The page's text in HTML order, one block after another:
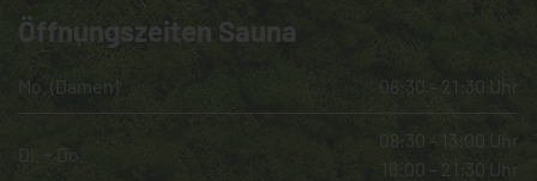
Öffnungszeiten Sauna
Mo. (Damen) 08:30 – 21:30 Uhr
Di. + Do.
08:30 – 13:00 Uhr
16:00 – 21:30 Uhr